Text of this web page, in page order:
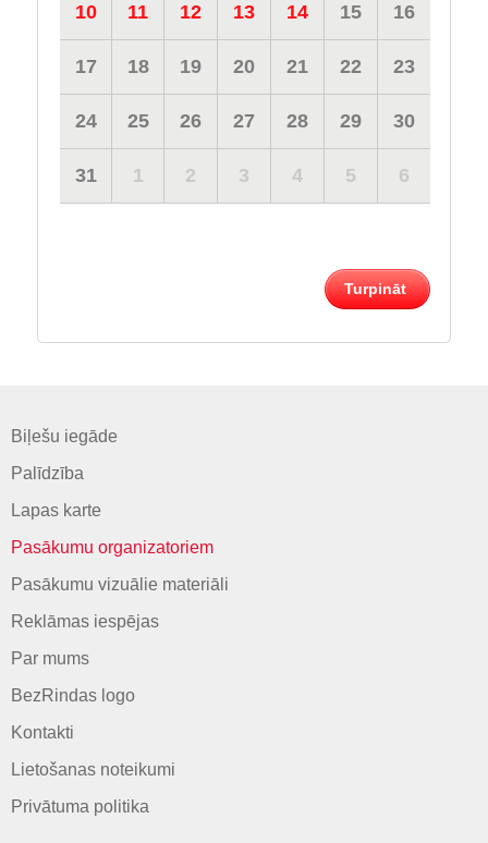
10 11 12 13 14 15 16
17 18 19 20 21 22 23
24 25 26 27 28 29 30
31 1 2 3 4 5 6
Turpināt
Biļešu iegāde
Palīdzība
Lapas karte
Pasākumu organizatoriem
Pasākumu vizuālie materiāli
Reklāmas iespējas
Par mums
BezRindas logo
Kontakti
Lietošanas noteikumi
Privātuma politika